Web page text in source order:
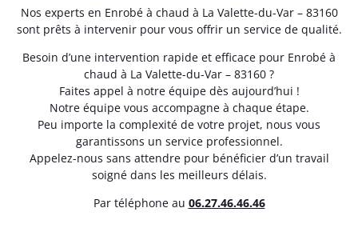
Nos experts en Enrobé à chaud à La Valette-du-Var – 83160
sont prêts à intervenir pour vous offrir un service de qualité.
Besoin d’une intervention rapide et efficace pour Enrobé à
chaud à La Valette-du-Var – 83160 ?
Faites appel à notre équipe dès aujourd’hui !
Notre équipe vous accompagne à chaque étape.
Peu importe la complexité de votre projet, nous vous
garantissons un service professionnel.
Appelez-nous sans attendre pour bénéficier d’un travail
soigné dans les meilleurs délais.
Par téléphone au 06.27.46.46.46